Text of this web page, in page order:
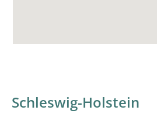
Schleswig-Holstein